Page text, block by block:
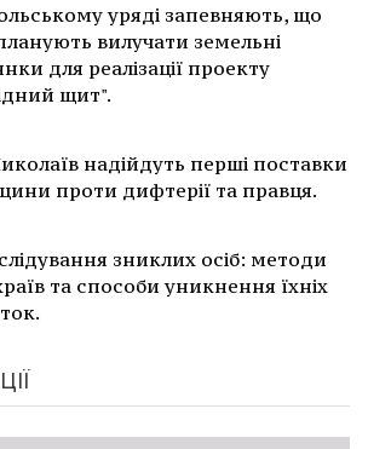
уряді запевняють, що
вилучати земельні
для реалізації проекту
щит".
надійдуть перші поставки
проти дифтерії та правця.
зниклих осіб: методи
та способи уникнення їхніх